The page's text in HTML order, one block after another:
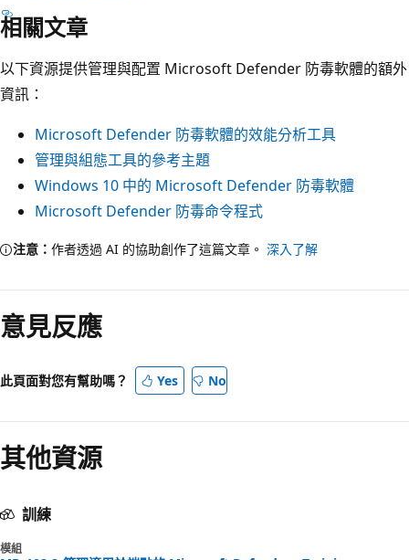
相關文章
以下資源提供管理與配置 Microsoft Defender 防毒軟體的額外
資訊：
Microsoft Defender 防毒軟體的效能分析工具
管理與組態工具的參考主題
Windows 10 中的 Microsoft Defender 防毒軟體
Microsoft Defender 防毒命令程式
注意： 作者透過 AI 的協助創作了這篇文章。 深入了解
意見反應
此頁面對您有幫助嗎？ Yes No
其他資源
訓練
模組